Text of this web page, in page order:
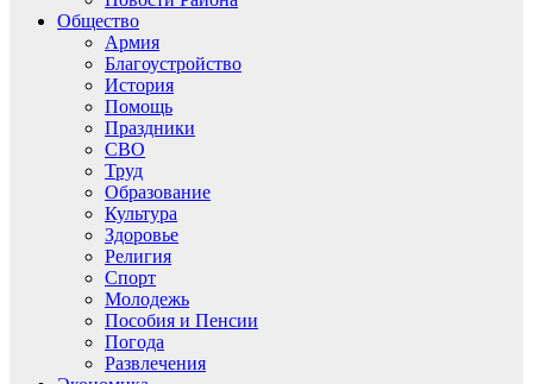
Общество
Армия
Благоустройство
История
Помощь
Праздники
СВО
Труд
Образование
Культура
Здоровье
Религия
Спорт
Молодежь
Пособия и Пенсии
Погода
Развлечения